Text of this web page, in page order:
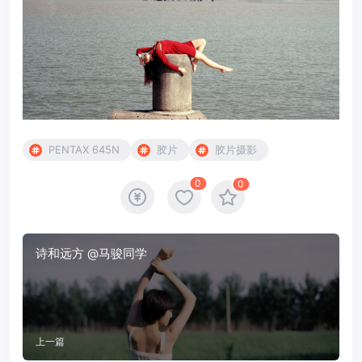
PENTAX 645N 胶片 胶片摄影
0 0
诗和远方 @马骏同学
上一篇